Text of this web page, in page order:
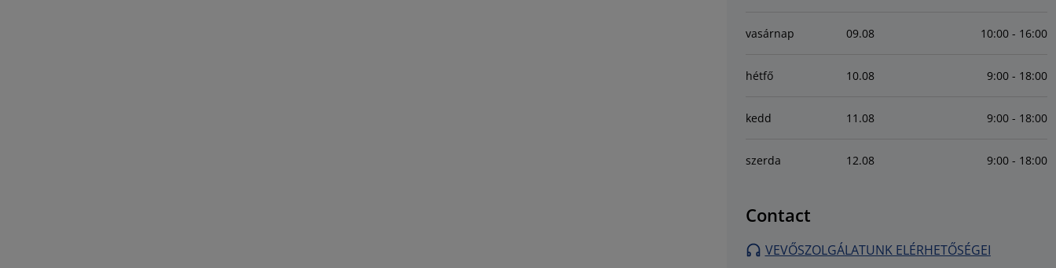
vasárnap 09.08 10:00 - 16:00
hétfő 10.08 9:00 - 18:00
kedd 11 .08 9:00 - 18:00
szerda 12.08 9:00 - 18:00
Contact
VEVŐSZOLGÁLATUNK ELÉRHETŐSÉGEI